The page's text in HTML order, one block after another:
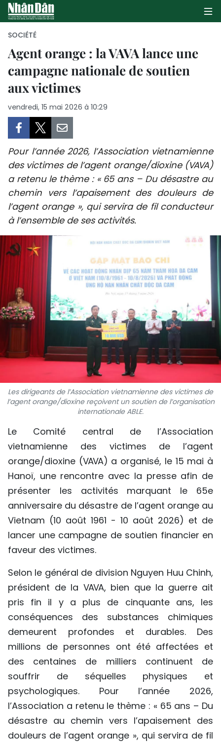
PAGE D'ACCUEIL
CULTURE
TOURISME
ENVIRONNEMENT
FRANCOPHONIE
PAYS NATAL
INTERNATIONAL
MÉGASTORIE
INFOGRAPHIE
PHOTO
VIDÉO
À PROPOS DU "PEUPLE"
TIẾNG VIỆT
ENGLISH
中文
РУССКИЙ
ESPAÑOL
SOCIÉTÉ
Agent orange : la VAVA lance une
campagne nationale de soutien
aux victimes
vendredi, 15 mai 2026 à 10:29
Pour l’année 2026, l’Association vietnamienne
des victimes de l’agent orange/dioxine (VAVA)
a retenu le thème : « 65 ans – Du désastre au
chemin vers l’apaisement des douleurs de
l’agent orange », qui servira de fil conducteur
à l’ensemble de ses activités.
Les dirigeants de l’Association vietnamienne des victimes de
l’agent orange/dioxine reçoivent un soutien de l’organisation
internationale ABLE.
Le Comité central de l’Association
vietnamienne des victimes de l’agent
orange/dioxine (VAVA) a organisé, le 15 mai à
Hanoï, une rencontre avec la presse afin de
présenter les activités marquant le 65e
anniversaire du désastre de l’agent orange au
Vietnam (10 août 1961 - 10 août 2026) et de
lancer une campagne de soutien financier en
faveur des victimes.
Selon le général de division Nguyen Huu Chinh,
président de la VAVA, bien que la guerre ait
pris fin il y a plus de cinquante ans, les
conséquences des substances chimiques
demeurent profondes et durables. Des
millions de personnes ont été affectées et
des centaines de milliers continuent de
souffrir de séquelles physiques et
psychologiques. Pour l’année 2026,
l’Association a retenu le thème : « 65 ans – Du
désastre au chemin vers l’apaisement des
douleurs de l’agent orange », qui servira de fil